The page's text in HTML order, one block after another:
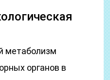
метаболизм
органов в